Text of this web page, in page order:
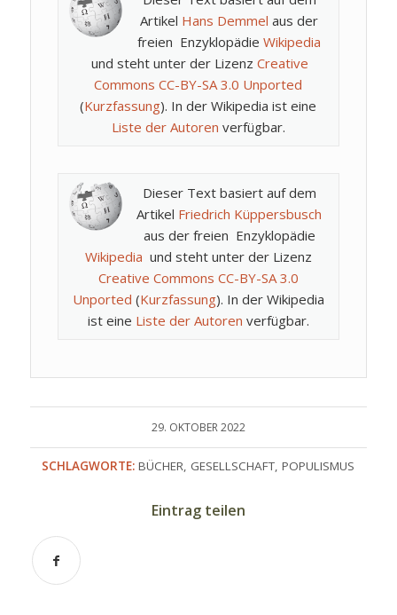
Artikel Hans Demmel aus der
freien EnzyklopädieWikipedia
und steht unter der LizenzCreative
Commons CC-BY-SA 3.0 Unported
(Kurzfassung). In der Wikipedia ist eine
Liste der Autoren verfügbar.
Dieser Text basiert auf dem
Artikel Friedrich Küppersbusch
aus der freien Enzyklopädie
Wikipedia und steht unter der Lizenz
Creative Commons CC-BY-SA 3.0
Unported (Kurzfassung). In der Wikipedia
ist eine Liste der Autoren verfügbar.
29. OKTOBER 2022
SCHLAGWORTE: BÜCHER, GESELLSCHAFT,POPULISMUS
Eintrag teilen